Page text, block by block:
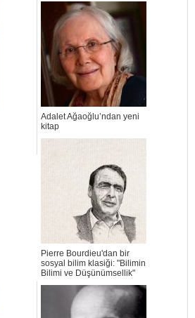
Adalet Ağaoğlu’ndan yeni
kitap
Pierre Bourdieu'dan bir
sosyal bilim klasiği: "Bilimin
Bilimi ve Düşünümsellik"